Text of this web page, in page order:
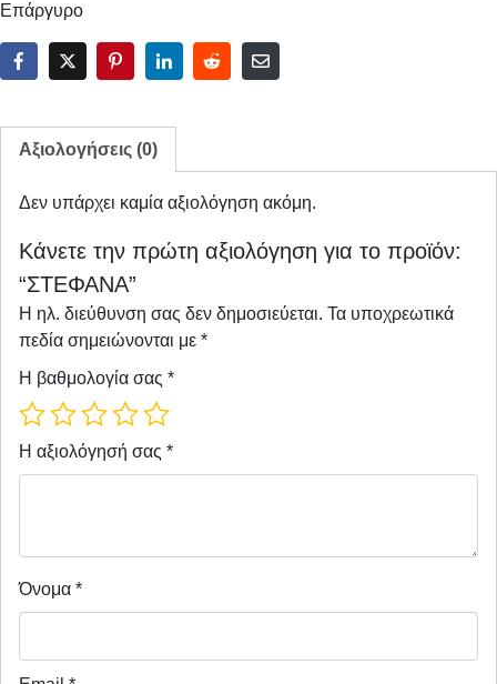
Επάργυρο
Αξιολογήσεις (0)
Δεν υπάρχει καμία αξιολόγηση ακόμη.
Κάνετε την πρώτη αξιολόγηση για το προϊόν:
“ΣΤΕΦΑΝΑ”
Η ηλ. διεύθυνση σας δεν δημοσιεύεται. Τα υποχρεωτικά
πεδία σημειώνονται με *
Η βαθμολογία σας *
Η αξιολόγησή σας *
Όνομα *